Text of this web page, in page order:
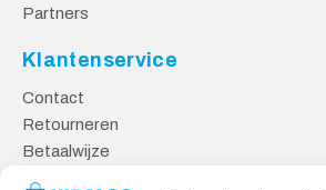
Partners
Klantenservice
Contact
Retourneren
Betaalwijze